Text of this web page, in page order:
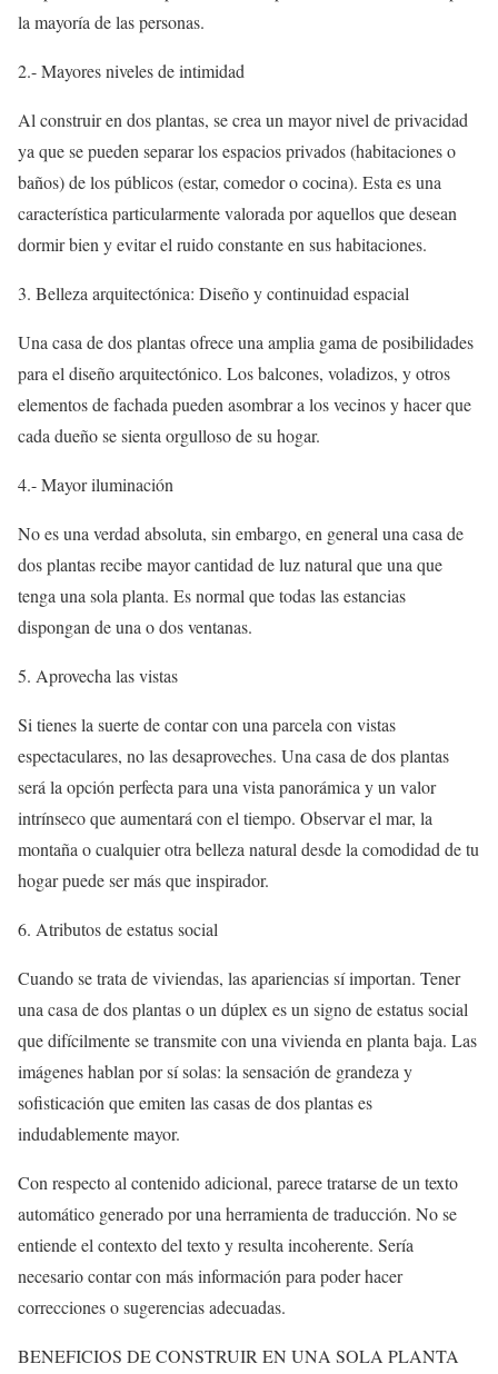
la mayoría de las personas.
2.- Mayores niveles de intimidad
Al construir en dos plantas, se crea un mayor nivel de privacidad
ya que se pueden separar los espacios privados (habitaciones o
baños) de los públicos (estar, comedor o cocina). Esta es una
característica particularmente valorada por aquellos que desean
dormir bien y evitar el ruido constante en sus habitaciones.
3. Belleza arquitectónica: Diseño y continuidad espacial
Una casa de dos plantas ofrece una amplia gama de posibilidades
para el diseño arquitectónico. Los balcones, voladizos, y otros
elementos de fachada pueden asombrar a los vecinos y hacer que
cada dueño se sienta orgulloso de su hogar.
4.- Mayor iluminación
No es una verdad absoluta, sin embargo, en general una casa de
dos plantas recibe mayor cantidad de luz natural que una que
tenga una sola planta. Es normal que todas las estancias
dispongan de una o dos ventanas.
5. Aprovecha las vistas
Si tienes la suerte de contar con una parcela con vistas
espectaculares, no las desaproveches. Una casa de dos plantas
será la opción perfecta para una vista panorámica y un valor
intrínseco que aumentará con el tiempo. Observar el mar, la
montaña o cualquier otra belleza natural desde la comodidad de tu
hogar puede ser más que inspirador.
6. Atributos de estatus social
Cuando se trata de viviendas, las apariencias sí importan. Tener
una casa de dos plantas o un dúplex es un signo de estatus social
que difícilmente se transmite con una vivienda en planta baja. Las
imágenes hablan por sí solas: la sensación de grandeza y
sofisticación que emiten las casas de dos plantas es
indudablemente mayor.
Con respecto al contenido adicional, parece tratarse de un texto
automático generado por una herramienta de traducción. No se
entiende el contexto del texto y resulta incoherente. Sería
necesario contar con más información para poder hacer
correcciones o sugerencias adecuadas.
BENEFICIOS DE CONSTRUIR EN UNA SOLA PLANTA